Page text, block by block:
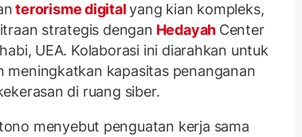
terorisme digitalyang kian kompleks,
strategis dengan Hedayah Center
UEA. Kolaborasi ini diarahkan untuk
meningkatkan kapasitas penanganan
di ruang siber.
menyebut penguatan kerja sama